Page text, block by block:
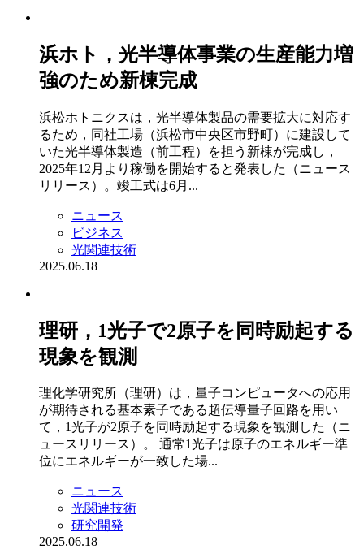
浜ホト，光半導体事業の生産能力増
強のため新棟完成
浜松ホトニクスは，光半導体製品の需要拡大に対応す
るため，同社工場（浜松市中央区市野町）に建設して
いた光半導体製造（前工程）を担う新棟が完成し，
2025年12月より稼働を開始すると発表した（ニュース
リリース）。竣工式は6月...
ニュース
ビジネス
光関連技術
2025.06.18
理研，1光子で2原子を同時励起する
現象を観測
理化学研究所（理研）は，量子コンピュータへの応用
が期待される基本素子である超伝導量子回路を用い
て，1光子が2原子を同時励起する現象を観測した（ニ
ュースリリース）。 通常1光子は原子のエネルギー準
位にエネルギーが一致した場...
ニュース
光関連技術
研究開発
2025.06.18